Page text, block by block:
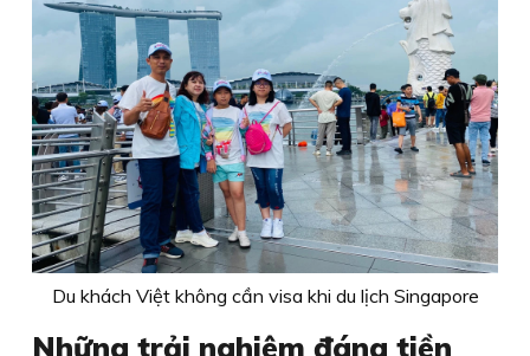
Du khách Việt không cần visa khi du lịch Singapore
Những trải nghiệm đáng tiền